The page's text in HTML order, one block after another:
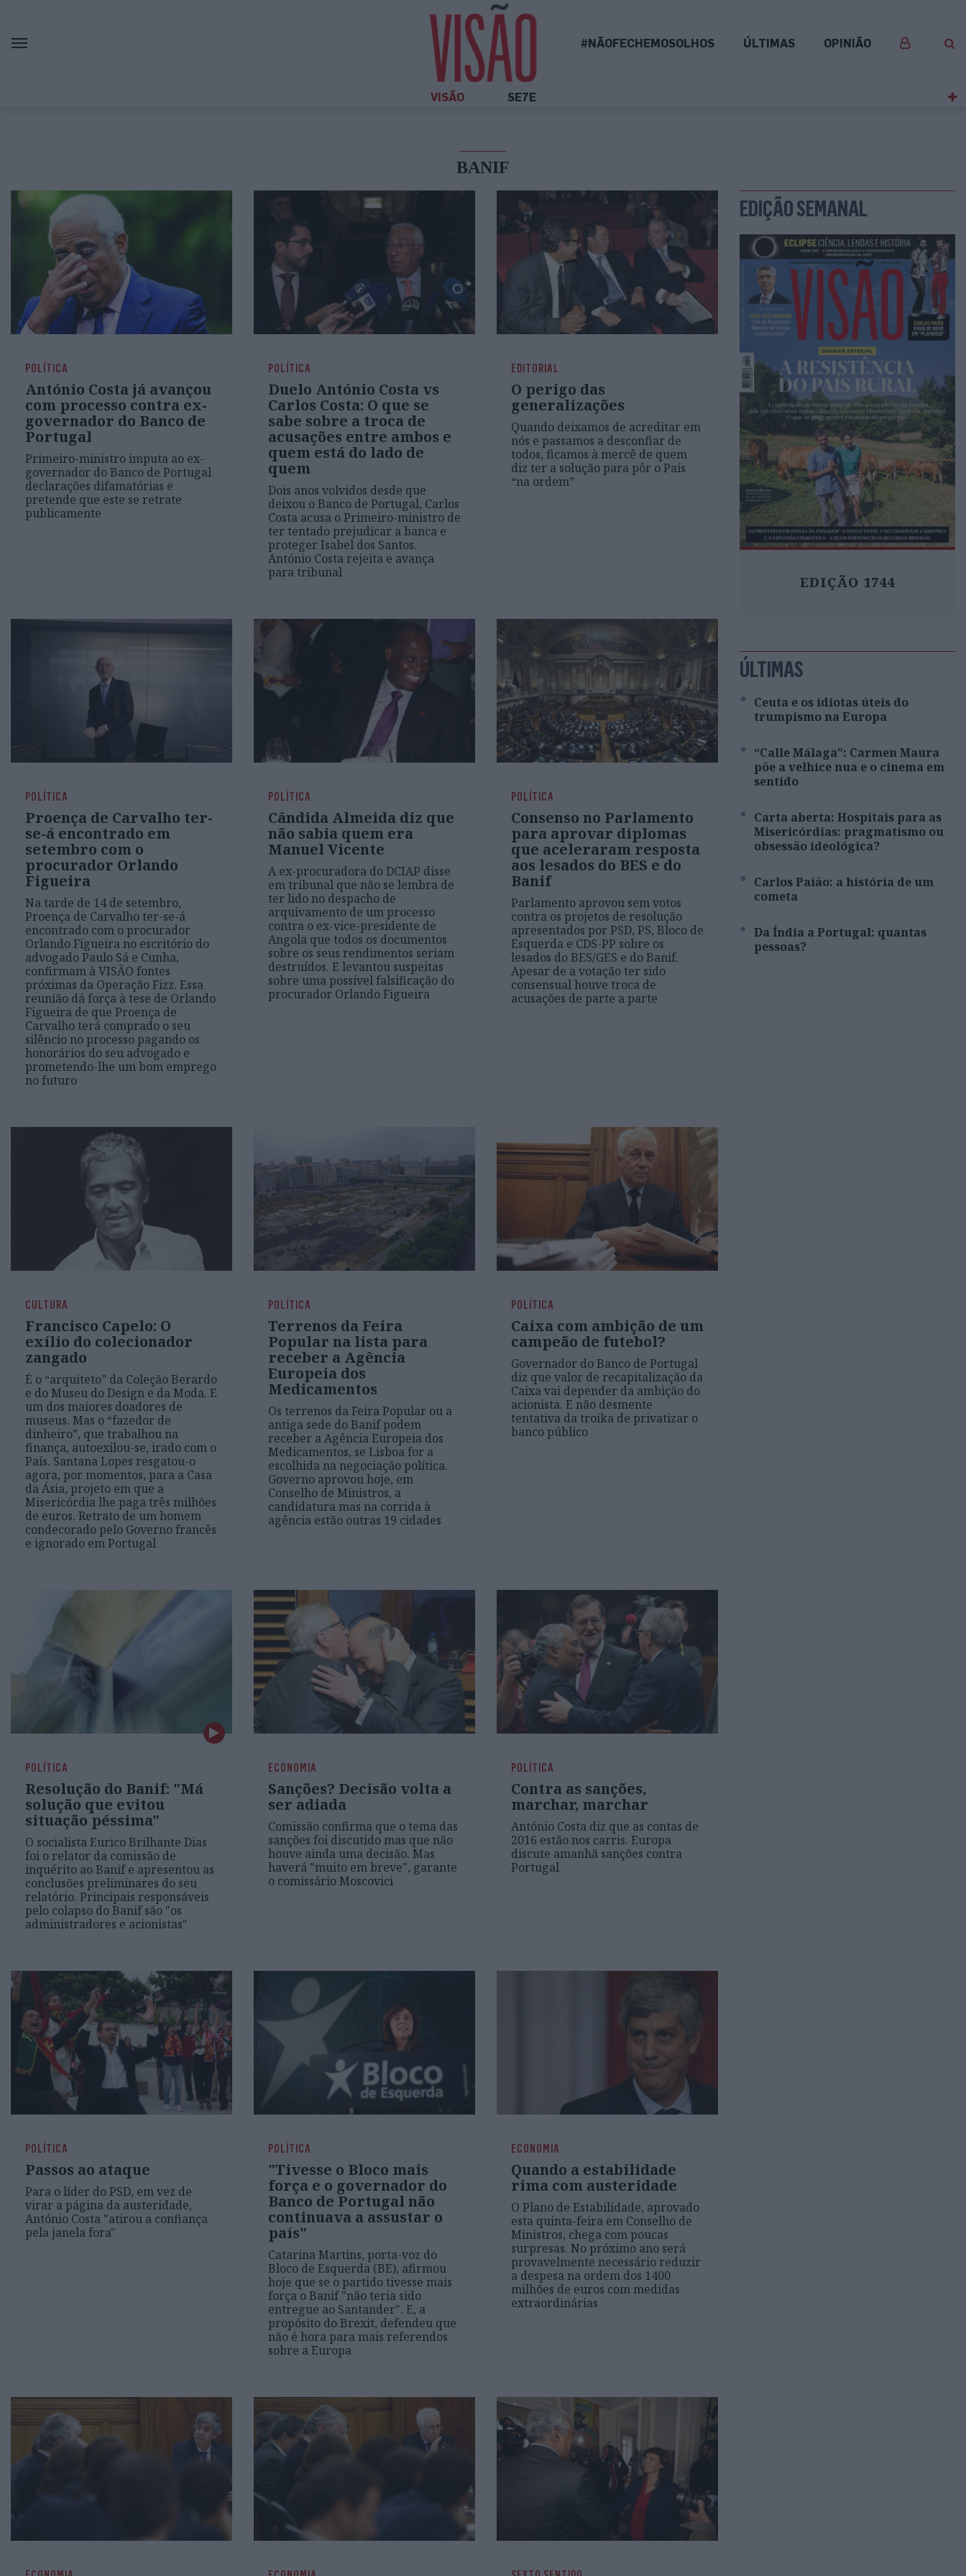
#NÃOFECHEMOSOLHOS ÚLTIMAS OPINIÃO
VISÃO SE7E
BANIF
POLÍTICA
António Costa já avançou
com processo contra ex-
governador do Banco de
Portugal
Primeiro-ministro imputa ao ex-
governador do Banco de Portugal
declarações difamatórias e
pretende que este se retrate
publicamente
POLÍTICA
Duelo António Costa vs
Carlos Costa: O que se
sabe sobre a troca de
acusações entre ambos e
quem está do lado de
quem
Dois anos volvidos desde que
deixou o Banco de Portugal, Carlos
Costa acusa o Primeiro-ministro de
ter tentado prejudicar a banca e
proteger Isabel dos Santos.
António Costa rejeita e avança
para tribunal
EDITORIAL
O perigo das
generalizações
Quando deixamos de acreditar em
nós e passamos a desconfiar de
todos, ficamos à mercê de quem
diz ter a solução para pôr o País
“na ordem”
POLÍTICA
Proença de Carvalho ter-
se-á encontrado em
setembro com o
procurador Orlando
Figueira
Na tarde de 14 de setembro,
Proença de Carvalho ter-se-á
encontrado com o procurador
Orlando Figueira no escritório do
advogado Paulo Sá e Cunha,
confirmam à VISÃO fontes
próximas da Operação Fizz. Essa
reunião dá força à tese de Orlando
Figueira de que Proença de
Carvalho terá comprado o seu
silêncio no processo pagando os
honorários do seu advogado e
prometendo-lhe um bom emprego
no futuro
POLÍTICA
Cândida Almeida diz que
não sabia quem era
Manuel Vicente
A ex-procuradora do DCIAP disse
em tribunal que não se lembra de
ter lido no despacho de
arquivamento de um processo
contra o ex-vice-presidente de
Angola que todos os documentos
sobre os seus rendimentos seriam
destruídos. E levantou suspeitas
sobre uma possível falsificação do
procurador Orlando Figueira
POLÍTICA
Consenso no Parlamento
para aprovar diplomas
que aceleraram resposta
aos lesados do BES e do
Banif
Parlamento aprovou sem votos
contra os projetos de resolução
apresentados por PSD, PS, Bloco de
Esquerda e CDS-PP sobre os
lesados do BES/GES e do Banif.
Apesar de a votação ter sido
consensual houve troca de
acusações de parte a parte
CULTURA
Francisco Capelo: O
exílio do colecionador
zangado
É o “arquiteto” da Coleção Berardo
e do Museu do Design e da Moda. E
um dos maiores doadores de
museus. Mas o “fazedor de
dinheiro”, que trabalhou na
finança, autoexilou-se, irado com o
País. Santana Lopes resgatou-o
agora, por momentos, para a Casa
da Ásia, projeto em que a
Misericórdia lhe paga três milhões
de euros. Retrato de um homem
condecorado pelo Governo francês
e ignorado em Portugal
POLÍTICA
Terrenos da Feira
Popular na lista para
receber a Agência
Europeia dos
Medicamentos
Os terrenos da Feira Popular ou a
antiga sede do Banif podem
receber a Agência Europeia dos
Medicamentos, se Lisboa for a
escolhida na negociação política.
Governo aprovou hoje, em
Conselho de Ministros, a
candidatura mas na corrida à
agência estão outras 19 cidades
POLÍTICA
Caixa com ambição de um
campeão de futebol?
Governador do Banco de Portugal
diz que valor de recapitalização da
Caixa vai depender da ambição do
acionista. E não desmente
tentativa da troika de privatizar o
banco público
POLÍTICA
Resolução do Banif: "Má
solução que evitou
situação péssima"
O socialista Eurico Brilhante Dias
foi o relator da comissão de
inquérito ao Banif e apresentou as
conclusões preliminares do seu
relatório. Principais responsáveis
pelo colapso do Banif são "os
administradores e acionistas"
ECONOMIA
Sanções? Decisão volta a
ser adiada
Comissão confirma que o tema das
sanções foi discutido mas que não
houve ainda uma decisão. Mas
haverá "muito em breve", garante
o comissário Moscovici
POLÍTICA
Contra as sanções,
marchar, marchar
António Costa diz que as contas de
2016 estão nos carris. Europa
discute amanhã sanções contra
Portugal
POLÍTICA
Passos ao ataque
Para o líder do PSD, em vez de
virar a página da austeridade,
António Costa "atirou a confiança
pela janela fora"
POLÍTICA
"Tivesse o Bloco mais
força e o governador do
Banco de Portugal não
continuava a assustar o
país"
Catarina Martins, porta-voz do
Bloco de Esquerda (BE), afirmou
hoje que se o partido tivesse mais
força o Banif "não teria sido
entregue ao Santander". E, a
propósito do Brexit, defendeu que
não é hora para mais referendos
sobre a Europa
ECONOMIA
Quando a estabilidade
rima com austeridade
O Plano de Estabilidade, aprovado
esta quinta-feira em Conselho de
Ministros, chega com poucas
surpresas. No próximo ano será
provavelmente necessário reduzir
a despesa na ordem dos 1400
milhões de euros com medidas
extraordinárias
EDIÇÃO SEMANAL
EDIÇÃO 1744
ÚLTIMAS
Ceuta e os idiotas úteis do
trumpismo na Europa
“Calle Málaga”: Carmen Maura
põe a velhice nua e o cinema em
sentido
Carta aberta: Hospitais para as
Misericórdias: pragmatismo ou
obsessão ideológica?
Carlos Paião: a história de um
cometa
Da Índia a Portugal: quantas
pessoas?